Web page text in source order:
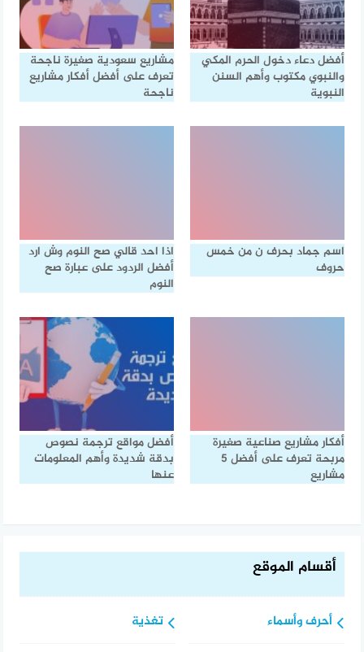
أفضل دعاء دخول الحرم المكي
والنبوي مكتوب وأهم السنن
النبوية
مشاريع سعودية صغيرة ناجحة
تعرف على أفضل أفكار مشاريع
ناجحة
اسم جماد بحرف ن من خمس
حروف
اذا احد قالي صح النوم وش ارد
أفضل الردود على عبارة صح
النوم
أفكار مشاريع صناعية صغيرة
مربحة تعرف على أفضل 5
مشاريع
أفضل مواقع ترجمة نصوص
بدقة شديدة وأهم المعلومات
عنها
أقسام الموقع
أحرف وأسماء تغذية